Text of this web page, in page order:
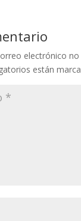
electrónico no
están